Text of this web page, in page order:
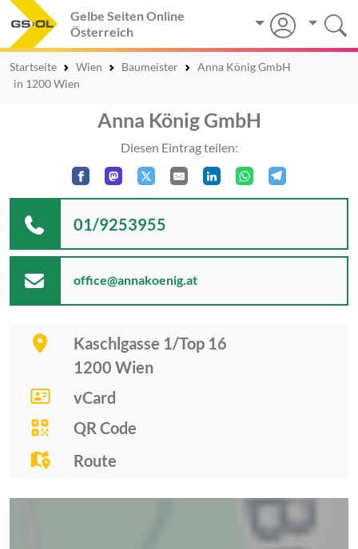
Gelbe Seiten Online
Österreich
Startseite Wien Baumeister
Anna König GmbH
in 1200 Wien
Anna König GmbH
Diesen Eintrag teilen:
Kaschlgasse 1/Top 16
1200 Wien
vCard
QR Code
Route
01/9253955
office@annakoenig.at